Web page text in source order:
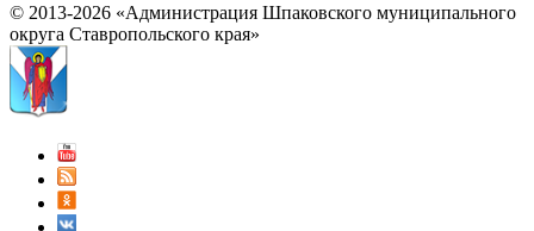
© 2013-2026 «Администрация Шпаковского муниципального
округа Ставропольского края»